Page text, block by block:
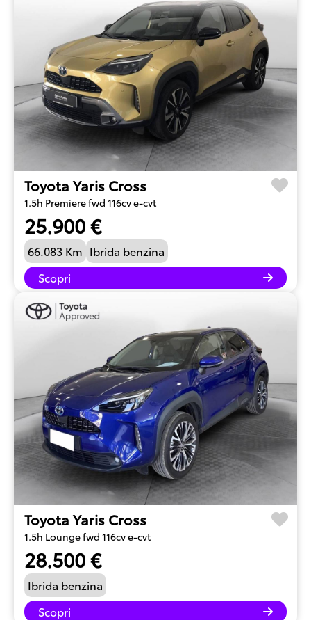
Toyota Yaris Cross
1.5h Premiere fwd 116cv e-cvt
25.900 €
66.083 Km Ibrida benzina
Scopri
Toyota Yaris Cross
1.5h Lounge fwd 116cv e-cvt
28.500 €
Ibrida benzina
Scopri